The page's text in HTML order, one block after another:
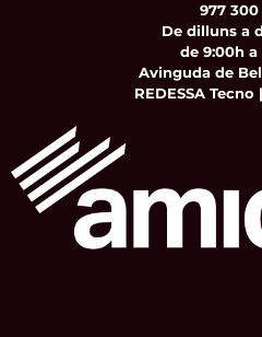
977 300
De dilluns a
de 9:00h a
Avinguda de
REDESSA